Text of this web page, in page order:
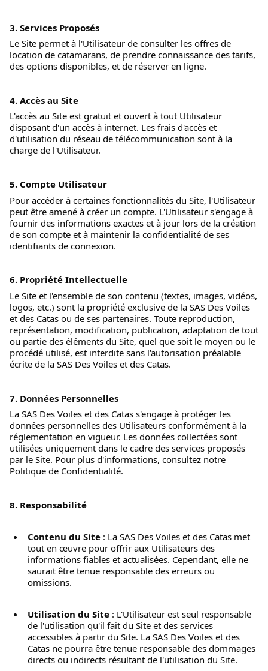
3. Services Proposés
Le Site permet à l'Utilisateur de consulter les offres de
location de catamarans, de prendre connaissance des tarifs,
des options disponibles, et de réserver en ligne.
4. Accès au Site
L'accès au Site est gratuit et ouvert à tout Utilisateur
disposant d'un accès à internet. Les frais d'accès et
d'utilisation du réseau de télécommunication sont à la
charge de l'Utilisateur.
5. Compte Utilisateur
Pour accéder à certaines fonctionnalités du Site, l'Utilisateur
peut être amené à créer un compte. L'Utilisateur s'engage à
fournir des informations exactes et à jour lors de la création
de son compte et à maintenir la confidentialité de ses
identifiants de connexion.
6. Propriété Intellectuelle
Le Site et l'ensemble de son contenu (textes, images, vidéos,
logos, etc.) sont la propriété exclusive de la SAS Des Voiles
et des Catas ou de ses partenaires. Toute reproduction,
représentation, modification, publication, adaptation de tout
ou partie des éléments du Site, quel que soit le moyen ou le
procédé utilisé, est interdite sans l'autorisation préalable
écrite de la SAS Des Voiles et des Catas.
7. Données Personnelles
La SAS Des Voiles et des Catas s'engage à protéger les
données personnelles des Utilisateurs conformément à la
réglementation en vigueur. Les données collectées sont
utilisées uniquement dans le cadre des services proposés
par le Site. Pour plus d'informations, consultez notre
Politique de Confidentialité.
8. Responsabilité
Contenu du Site : La SAS Des Voiles et des Catas met
tout en œuvre pour offrir aux Utilisateurs des
informations fiables et actualisées. Cependant, elle ne
saurait être tenue responsable des erreurs ou
omissions.
Utilisation du Site : L'Utilisateur est seul responsable
de l'utilisation qu'il fait du Site et des services
accessibles à partir du Site. La SAS Des Voiles et des
Catas ne pourra être tenue responsable des dommages
directs ou indirects résultant de l'utilisation du Site.